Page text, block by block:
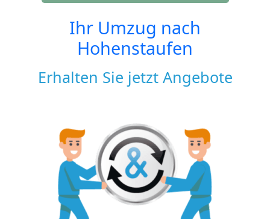
Ihr Umzug nach
Hohenstaufen
Erhalten Sie jetzt Angebote